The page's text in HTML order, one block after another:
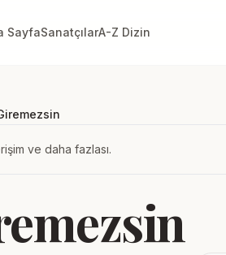
SayfaSanatçılarA-Z Dizin
ve daha fazlası.